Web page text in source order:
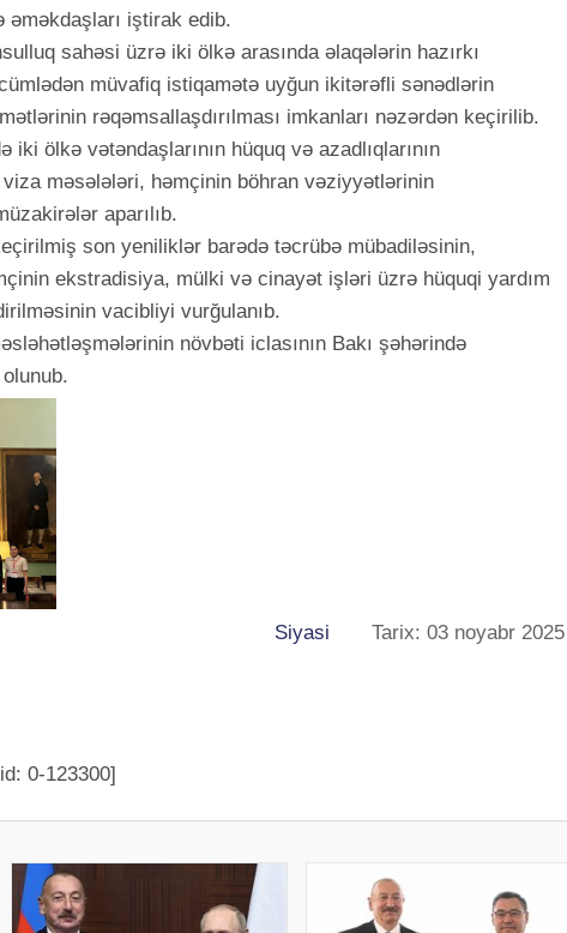
əməkdaşları iştirak edib.
sahəsi üzrə iki ölkə arasında əlaqələrin hazırkı
müvafiq istiqamətə uyğun ikitərəfli sənədlərin
rəqəmsallaşdırılması imkanları nəzərdən keçirilib.
ölkə vətəndaşlarının hüquq və azadlıqlarının
viza məsələləri, həmçinin böhran vəziyyətlərinin
aparılıb.
son yeniliklər barədə təcrübə mübadiləsinin,
ekstradisiya, mülki və cinayət işləri üzrə hüquqi yardım
vacibliyi vurğulanıb.
növbəti iclasının Bakı şəhərində
Siyasi Tarix: 03 noyabr 2025
0-123300]